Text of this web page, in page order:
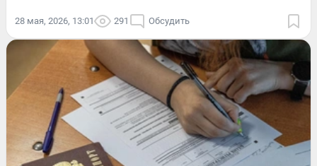
28 мая, 2026, 13:01 291 Обсудить